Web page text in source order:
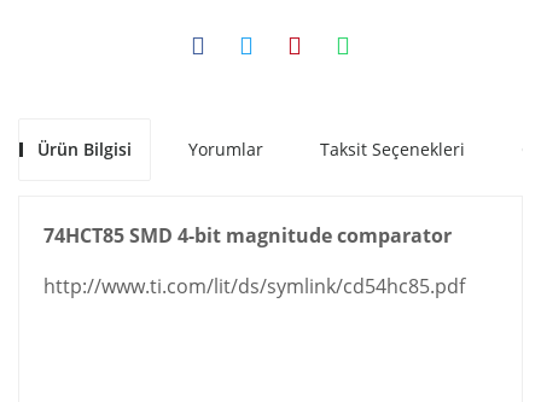
Ürün Bilgisi Yorumlar Taksit Seçenekleri
74HCT85 SMD 4-bit magnitude comparator
http://www.ti.com/lit/ds/symlink/cd54hc85.pdf